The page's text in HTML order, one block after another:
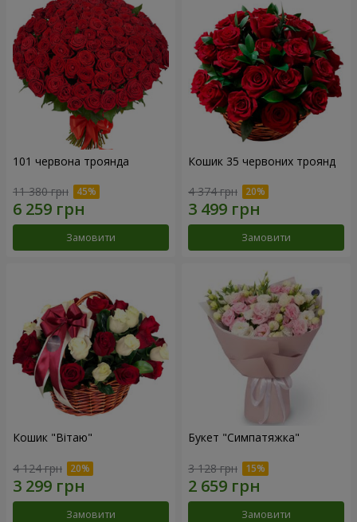
101 червона троянда
11 380 грн
Замовити
Кошик 35 червоних троянд
4 374 грн
Замовити
Кошик "Вітаю"
4 124 грн
Замовити
Букет "Симпатяжка"
3 128 грн
Замовити